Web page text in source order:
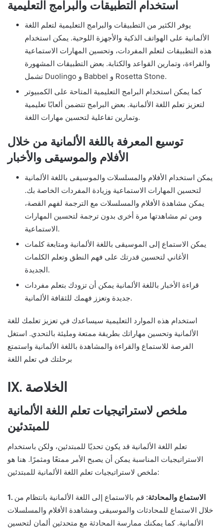
استخدام التطبيقات والبرامج التعليمية
يوفر الكثير من التطبيقات والبرامج التعليمية لتعلم اللغة
الألمانية على الهواتف الذكية والأجهزة اللوحية. يمكن استخدام
هذه التطبيقات لتعلم المفردات، وتحسين المهارات الاستماعية
والقراءة، وتمارين القواعد والكتابة. بعض التطبيقات المشهورة
تشمل Duolingo و Babbel و Rosetta Stone.
كما يمكن استخدام البرامج التعليمية المتاحة على الكمبيوتر
لتعزيز تعلم اللغة الألمانية. بعض البرامج تتضمن ألعابًا تعليمية
وتمارين تفاعلية لتحسين مهارات اللغة.
توسيع المعرفة باللغة الألمانية من خلال
الأفلام والموسيقى والأخبار
يمكن استخدام الأفلام والمسلسلات والموسيقى باللغة الألمانية
لتحسين المهارات الاستماعية وزيادة المفردات الخاصة بك.
يمكن مشاهدة الأفلام والمسلسلات مع الترجمة لفهم القصة،
ومن ثم مشاهدتها مرة أخرى بدون ترجمة لتحسين المهارات
الاستماعية.
يمكن الاستماع إلى الموسيقى باللغة الألمانية ومتابعة كلمات
الأغاني لتحسين قدرتك على فهم النطق وتعلم الكلمات
الجديدة.
قراءة الأخبار باللغة الألمانية يمكن أن تزودك بتعلم مفردات
جديدة وتعزز فهمك للثقافة الألمانية.
استخدام هذه الموارد التعليمية سيساعدك في تعزيز تعلمك للغة
الألمانية وتحسين مهاراتك بطريقة ممتعة ومليئة بالتحدي. استغل
الفرصة للاستماع والقراءة والمشاهدة باللغة الألمانية واستمتع
برحلتك في تعلم اللغة
IX. الخلاصة
ملخص لاستراتيجيات تعلم اللغة الألمانية
للمبتدئين
تعلم اللغة الألمانية قد يكون تحديًا للمبتدئين، ولكن باستخدام
الاستراتيجيات المناسبة يمكن أن يصبح الأمر ممتعًا ومثمرًا. هنا هو
ملخص لاستراتيجيات تعلم اللغة الألمانية للمبتدئين:
1. الاستماع والمحادثة: قم بالاستماع إلى اللغة الألمانية بانتظام من
خلال الاستماع للمحادثات والموسيقى ومشاهدة الأفلام والمسلسلات
الألمانية. كما يمكنك ممارسة المحادثة مع متحدثين ألمان لتحسين